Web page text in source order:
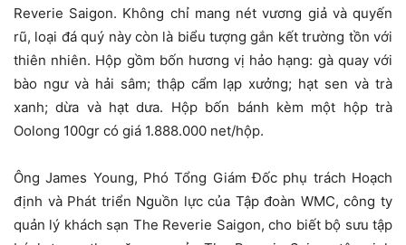
Reverie Saigon. Không chỉ mang nét vương giả và quyến
rũ, loại đá quý này còn là biểu tượng gắn kết trường tồn với
thiên nhiên. Hộp gồm bốn hương vị hảo hạng: gà quay với
bào ngư và hải sâm; thập cẩm lạp xưởng; hạt sen và trà
xanh; dừa và hạt dưa. Hộp bốn bánh kèm một hộp trà
Oolong 100gr có giá 1.888.000 net/hộp.
Ông James Young, Phó Tổng Giám Đốc phụ trách Hoạch
định và Phát triển Nguồn lực của Tập đoàn WMC, công ty
quản lý khách sạn The Reverie Saigon, cho biết bộ sưu tập